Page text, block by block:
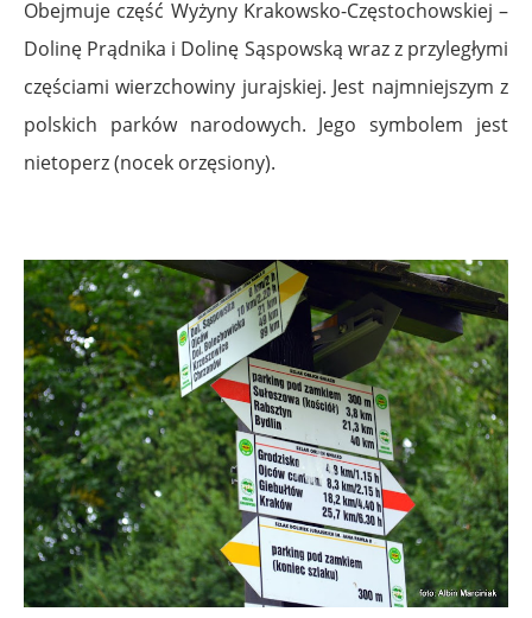
Obejmuje część Wyżyny Krakowsko-Częstochowskiej –
Dolinę Prądnika i Dolinę Sąspowską wraz z przyległymi
częściami wierzchowiny jurajskiej. Jest najmniejszym z
polskich parków narodowych. Jego symbolem jest
nietoperz (nocek orzęsiony).